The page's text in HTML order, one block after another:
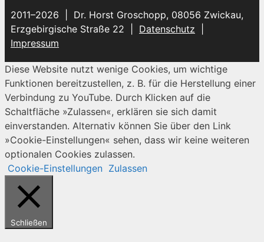
2011–2026 | Dr. Horst Groschopp, 08056 Zwickau,
Erzgebirgische Straße 22 | Datenschutz
Impressum
Diese Website nutzt wenige Cookies, um wichtige
Funktionen bereitzustellen, z. B. für die Herstellung einer
Verbindung zu YouTube. Durch Klicken auf die
Schaltfläche »Zulassen«, erklären sie sich damit
einverstanden. Alternativ können Sie über den Link
»Cookie-Einstellungen« sehen, dass wir keine weiteren
optionalen Cookies zulassen.
Cookie-Einstellungen Zulassen
Schließen